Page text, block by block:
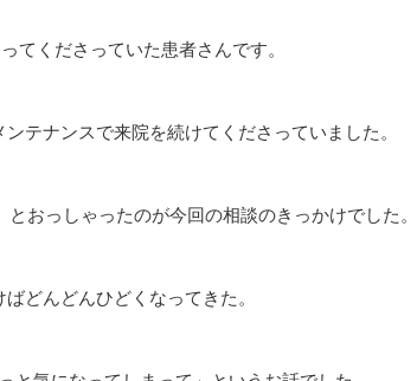
てくださっていた患者さんです。
テナンスで来院を続けてくださっていました。
おっしゃったのが今回の相談のきっかけでした。
どんどんひどくなってきた。